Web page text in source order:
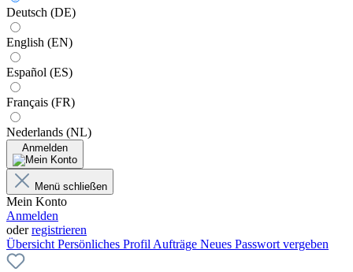
Deutsch (DE)
English (EN)
Español (ES)
Français (FR)
Nederlands (NL)
Anmelden
Menü schließen
Mein Konto
Anmelden
oderregistrieren
Übersicht Persönliches Profil Aufträge Neues Passwort vergeben